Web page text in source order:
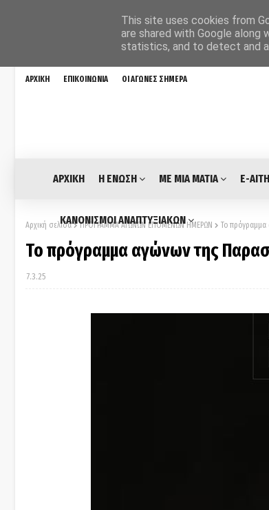
ΑΡΧΙΚΗ ΕΠΙΚΟΙΝΩΝΙΑ ΟΙ ΑΓΩΝΕΣ ΣΗΜΕΡΑ
ΑΡΧΙΚΗ Η ΕΝΩΣΗ ΜΕ ΜΙΑ ΜΑΤΙΑ E-
ΚΑΝΟΝΙΣΜΟΙ ΑΝΑΠΤΥΞΙΑΚΩΝ
Αρχική σελίδα ΠΡΟΓΡΑΜΜΑ ΑΓΩΝΩΝ ΕΠΟΜΕΝΩΝ ΗΜΕΡΩΝ Το πρόγραμμα
Το πρόγραμμα αγώνων της
7.3.25
This site uses cookies from
are shared with Google
statistics, and to detect and